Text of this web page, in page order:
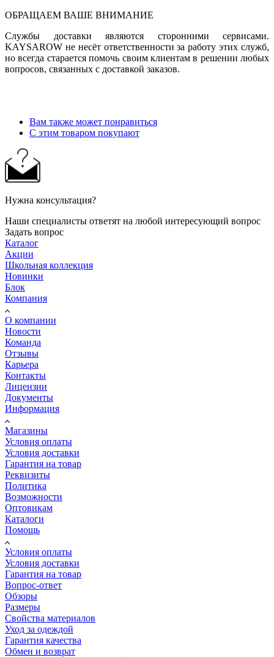
ОБРАЩАЕМ ВАШЕ ВНИМАНИЕ
Службы доставки являются сторонними сервисами.
KAYSAROW не несёт ответственности за работу этих служб,
но всегда старается помочь своим клиентам в решении любых
вопросов, связанных с доставкой заказов.
Вам также может понравиться
С этим товаром покупают
Нужна консультация?
Наши специалисты ответят на любой интересующий вопрос
Задать вопрос
Каталог
Акции
Школьная коллекция
Новинки
Блок
Компания
О компании
Новости
Команда
Отзывы
Карьера
Контакты
Лицензии
Документы
Информация
Магазины
Условия оплаты
Условия доставки
Гарантия на товар
Реквизиты
Политика
Возможности
Оптовикам
Каталоги
Помощь
Условия оплаты
Условия доставки
Гарантия на товар
Вопрос-ответ
Обзоры
Размеры
Свойства материалов
Уход за одеждой
Гарантия качества
Обмен и возврат